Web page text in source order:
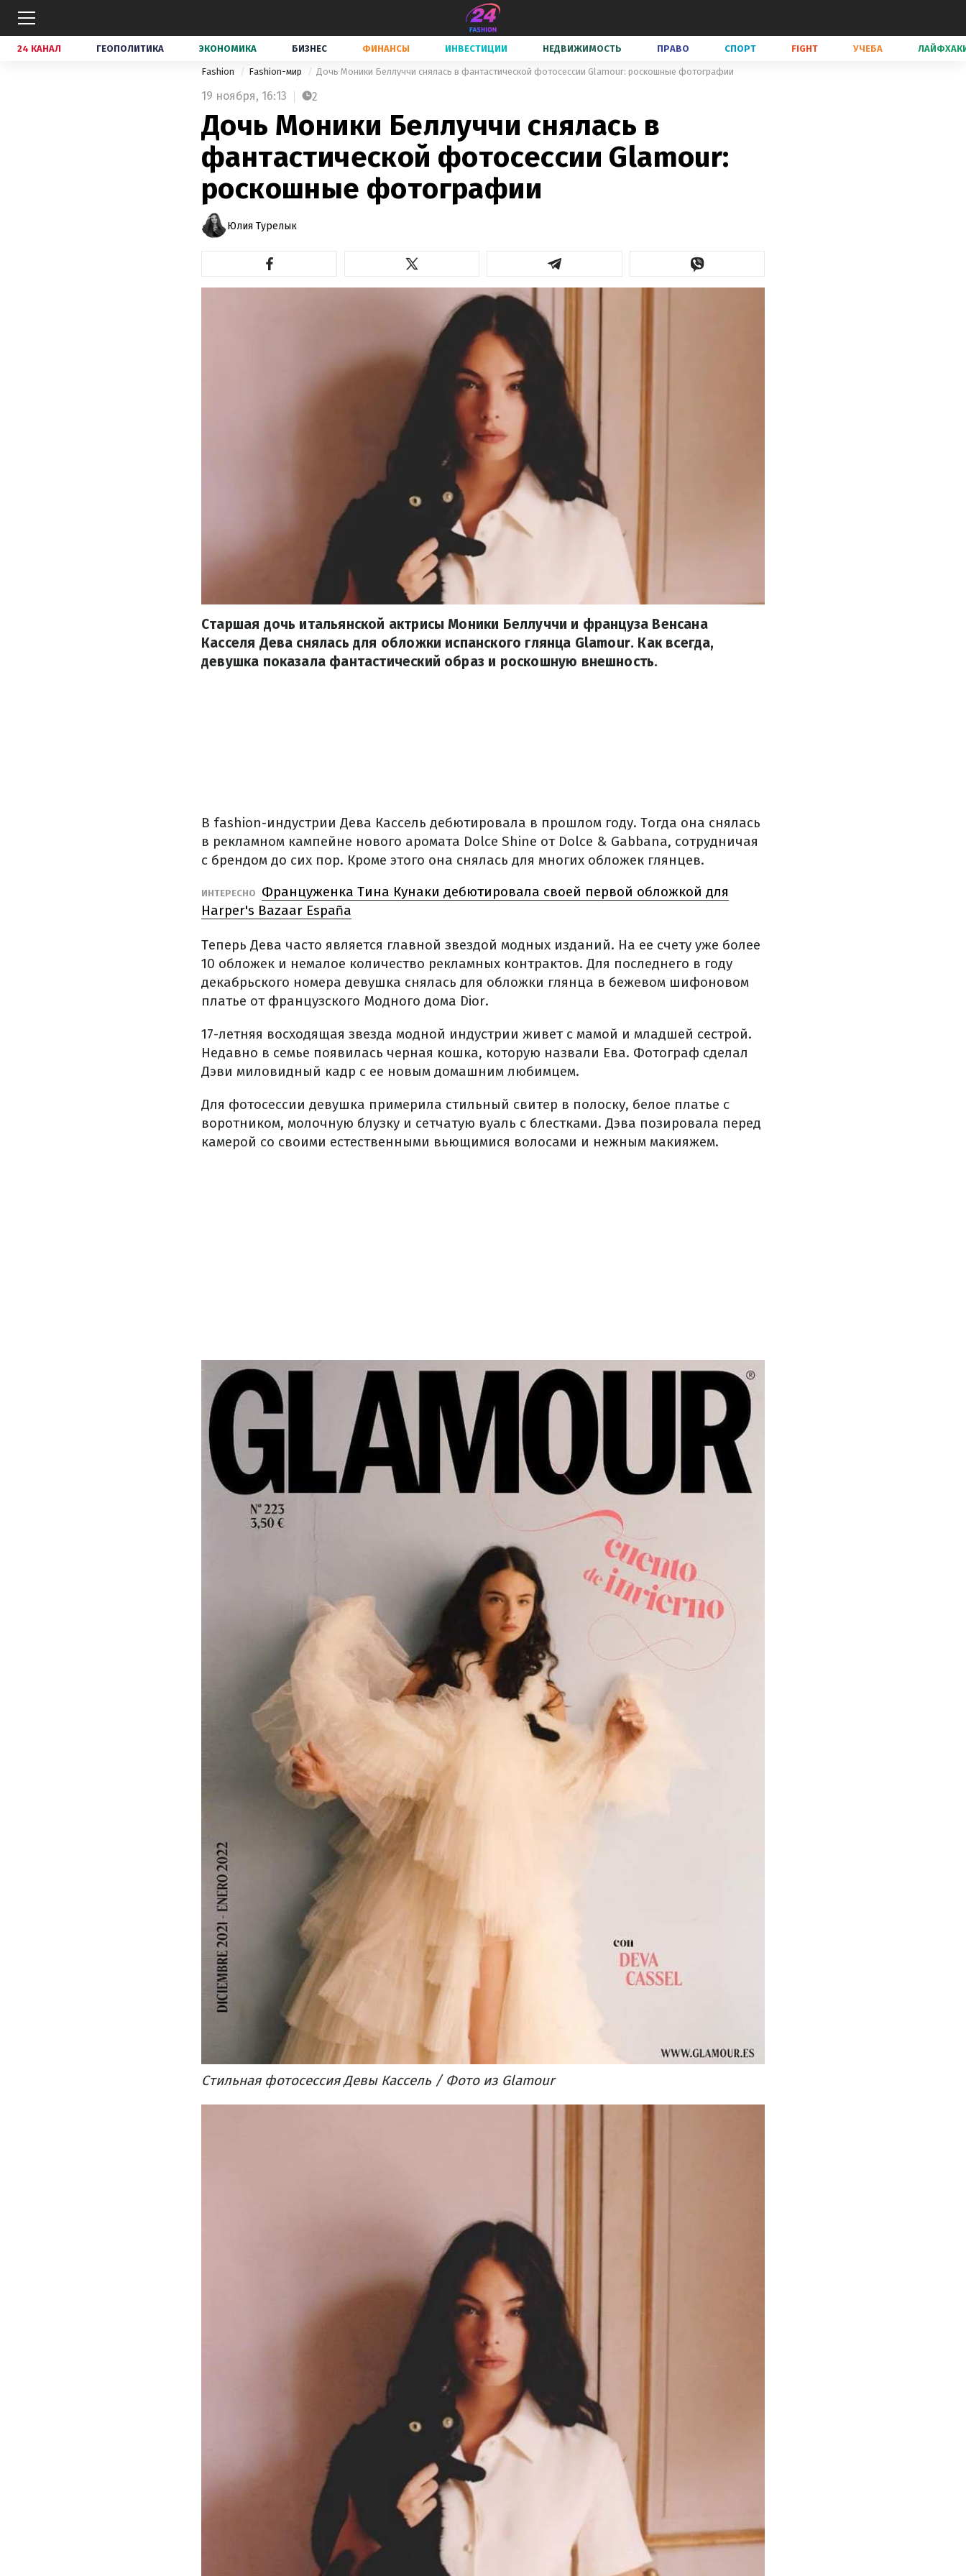
24 КАНАЛ ГЕОПОЛИТИКА ЭКОНОМИКА БИЗНЕС ФИНАНСЫ ИНВЕСТИЦИИ НЕДВИЖИМОСТЬ ПРАВО СПОРТ FIGHT УЧЕБА
Fashion Fashion-мир Дочь Моники Беллуччи снялась в фантастической фотосессии Glamour: роскошные фотографии
19 ноября, 16:13 2
Дочь Моники Беллуччи снялась в
фантастической фотосессии Glamour:
роскошные фотографии
Юлия Турелык
Старшая дочь итальянской актрисы Моники Беллуччи и француза Венсана
Касселя Дева снялась для обложки испанского глянца Glamour. Как всегда,
девушка показала фантастический образ и роскошную внешность.
В fashion-индустрии Дева Кассель дебютировала в прошлом году. Тогда она снялась
в рекламном кампейне нового аромата Dolce Shine от Dolce & Gabbana, сотрудничая
с брендом до сих пор. Кроме этого она снялась для многих обложек глянцев.
ИНТЕРЕСНО
Француженка Тина Кунаки дебютировала своей первой обложкой для
Harper's Bazaar España
Теперь Дева часто является главной звездой модных изданий. На ее счету уже более
10 обложек и немалое количество рекламных контрактов. Для последнего в году
декабрьского номера девушка снялась для обложки глянца в бежевом шифоновом
платье от французского Модного дома Dior.
17-летняя восходящая звезда модной индустрии живет с мамой и младшей сестрой.
Недавно в семье появилась черная кошка, которую назвали Ева. Фотограф сделал
Дэви миловидный кадр с ее новым домашним любимцем.
Для фотосессии девушка примерила стильный свитер в полоску, белое платье с
воротником, молочную блузку и сетчатую вуаль с блестками. Дэва позировала перед
камерой со своими естественными вьющимися волосами и нежным макияжем.
Стильная фотосессия Девы Кассель / Фото из Glamour